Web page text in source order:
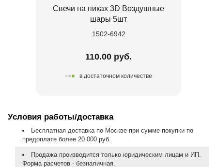
Свечи на пиках 3D Воздушные
шары 5шт
1502-6942
110.00 руб.
в достаточном количестве
Условия работы/доставка
Бесплатная доставка по Москве при сумме покупки по
предоплате более 20 000 руб.
Продажа производится только юридическим лицам и ИП.
Форма расчетов - безналичная.